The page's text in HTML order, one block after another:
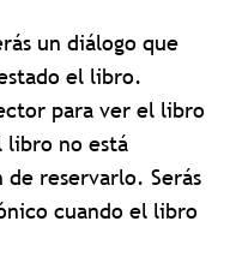
un diálogo que
el libro.
para ver el libro
libro no está
reservarlo. Serás
cuando el libro